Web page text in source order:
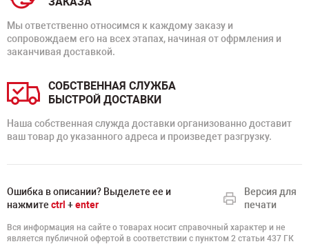
Мы ответственно относимся к каждому заказу и
сопровождаем его на всех этапах, начиная от офрмления и
заканчивая доставкой.
СОБСТВЕННАЯ СЛУЖБА
БЫСТРОЙ ДОСТАВКИ
Наша собственная служда доставки организованно доставит
ваш товар до указанного адреса и произведет разгрузку.
Ошибка в описании? Выделете ее и
нажмите ctrl +enter
Версия для
печати
Вся информация на сайте о товарах носит справочный характер и не
является публичной офертой в соответствии с пунктом 2 статьи 437 ГК